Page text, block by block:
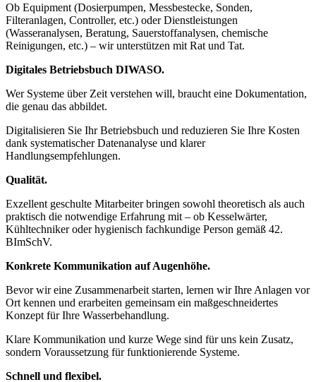
Ob Equipment (Dosierpumpen, Messbestecke, Sonden,
Filteranlagen, Controller, etc.) oder Dienstleistungen
(Wasseranalysen, Beratung, Sauerstoffanalysen, chemische
Reinigungen, etc.) – wir unterstützen mit Rat und Tat.
Digitales Betriebsbuch DIWASO.
Wer Systeme über Zeit verstehen will, braucht eine Dokumentation,
die genau das abbildet.
Digitalisieren Sie Ihr Betriebsbuch und reduzieren Sie Ihre Kosten
dank systematischer Datenanalyse und klarer
Handlungsempfehlungen.
Qualität.
Exzellent geschulte Mitarbeiter bringen sowohl theoretisch als auch
praktisch die notwendige Erfahrung mit – ob Kesselwärter,
Kühltechniker oder hygienisch fachkundige Person gemäß 42.
BImSchV.
Konkrete Kommunikation auf Augenhöhe.
Bevor wir eine Zusammenarbeit starten, lernen wir Ihre Anlagen vor
Ort kennen und erarbeiten gemeinsam ein maßgeschneidertes
Konzept für Ihre Wasserbehandlung.
Klare Kommunikation und kurze Wege sind für uns kein Zusatz,
sondern Voraussetzung für funktionierende Systeme.
Schnell und flexibel.